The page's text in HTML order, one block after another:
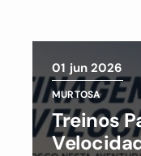
01 jun 2026
MURTOSA
Treinos